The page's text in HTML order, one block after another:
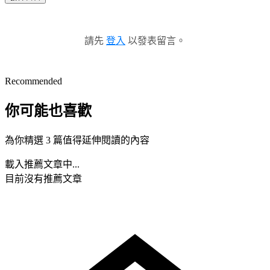
請先 登入 以發表留言。
Recommended
你可能也喜歡
為你精選 3 篇值得延伸閱讀的內容
載入推薦文章中...
目前沒有推薦文章